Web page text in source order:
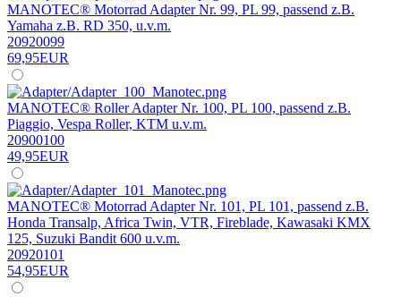
MANOTEC® Motorrad Adapter Nr. 99, PL 99, passend z.B.
Yamaha z.B. RD 350, u.v.m.
20920099
69,95EUR
MANOTEC® Roller Adapter Nr. 100, PL 100, passend z.B.
Piaggio, Vespa Roller, KTM u.v.m.
20900100
49,95EUR
MANOTEC® Motorrad Adapter Nr. 101, PL 101, passend z.B.
Honda Transalp, Africa Twin, VTR, Fireblade, Kawasaki KMX
125, Suzuki Bandit 600 u.v.m.
20920101
54,95EUR